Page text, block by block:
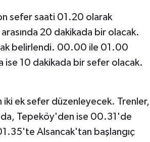
sefer saati 01.20 olarak
20 dakikada bir olacak.
belirlendi. 00.00 ile 01.00
ise 10 dakikada bir sefer olacak.
iki ek sefer düzenleyecek. Trenler,
Tepeköy'den ise 00.31'de
Alsancak'tan başlangıç